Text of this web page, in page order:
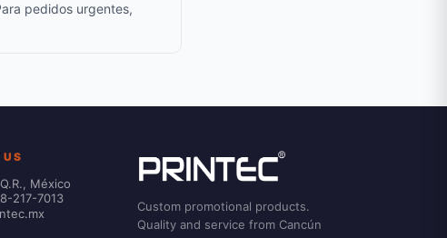
pedidos urgentes,
US
México
217-7013
Custom promotional products.
Quality and service from Cancún